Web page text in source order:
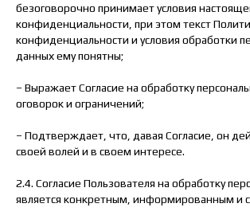
безоговорочно принимает условия
конфиденциальности, при этом текст
конфиденциальности и условия обработки
данных ему понятны;
– Выражает Согласие на обработку
оговорок и ограничений;
– Подтверждает, что, давая Согласие, он
своей волей и в своем интересе.
2.4. Согласие Пользователя на обработку
является конкретным, информированным и